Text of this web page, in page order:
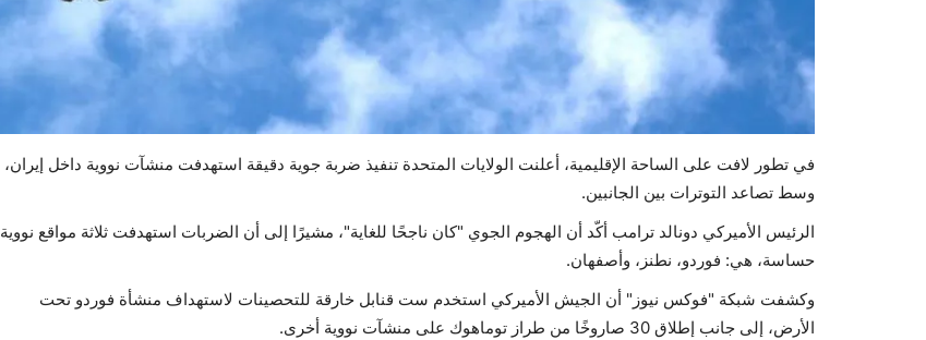
في تطور لافت على الساحة الإقليمية، أعلنت الولايات المتحدة تنفيذ ضربة جوية دقيقة استهدفت منشآت نووية داخل إيران،
وسط تصاعد التوترات بين الجانبين.
الرئيس الأميركي دونالد ترامب أكّد أن الهجوم الجوي "كان ناجحًا للغاية"، مشيرًا إلى أن الضربات استهدفت ثلاثة مواقع نووية
حساسة، هي: فوردو، نطنز، وأصفهان.
وكشفت شبكة "فوكس نيوز" أن الجيش الأميركي استخدم ست قنابل خارقة للتحصينات لاستهداف منشأة فوردو تحت
الأرض، إلى جانب إطلاق 30 صاروخًا من طراز توماهوك على منشآت نووية أخرى.